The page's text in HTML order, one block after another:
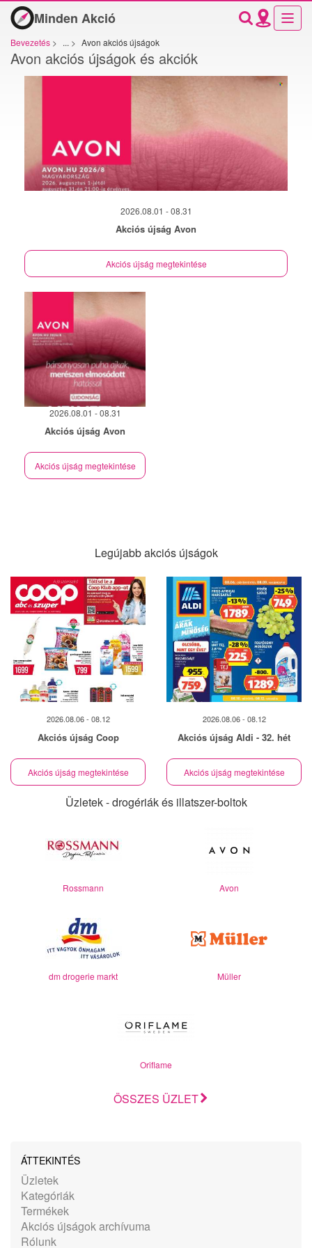
Minden Akció
Bevezetés > ... > Avon akciós újságok
Avon akciós újságok és akciók
2026.08.01 - 08.31
Akciós újság Avon
Akciós újság megtekintése
2026.08.01 - 08.31
Akciós újság Avon
Akciós újság megtekintése
Legújabb akciós újságok
2026.08.06 - 08.12
Akciós újság Coop
Akciós újság megtekintése
2026.08.06 - 08.12
Akciós újság Aldi - 32. hét
Akciós újság megtekintése
Üzletek - drogériák és illatszer-boltok
Rossmann Avon
dm drogerie markt Müller
Oriflame
ÖSSZES ÜZLET
ÁTTEKINTÉS
Üzletek
Kategóriák
Termékek
Akciós újságok archívuma
Rólunk